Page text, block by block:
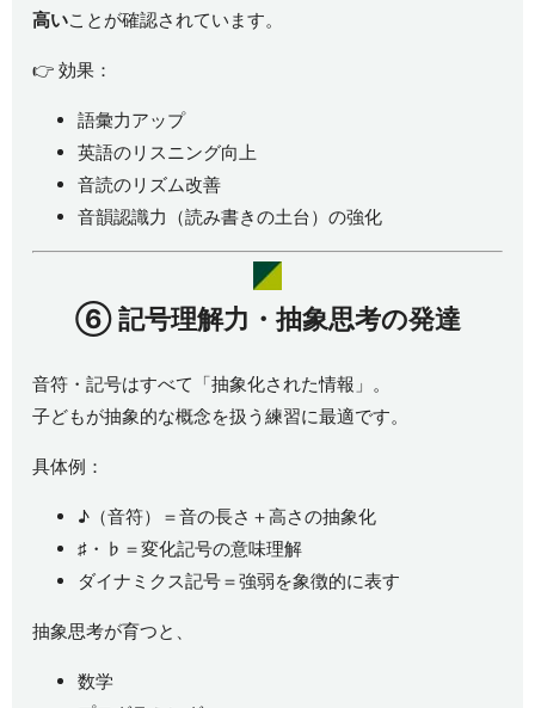
高いことが確認されています。
👉 効果：
語彙力アップ
英語のリスニング向上
音読のリズム改善
音韻認識力（読み書きの土台）の強化
⑥記号理解力・抽象思考の発達
音符・記号はすべて「抽象化された情報」。
子どもが抽象的な概念を扱う練習に最適です。
具体例：
♪（音符）＝音の長さ＋高さの抽象化
♯・♭＝変化記号の意味理解
ダイナミクス記号＝強弱を象徴的に表す
抽象思考が育つと、
数学